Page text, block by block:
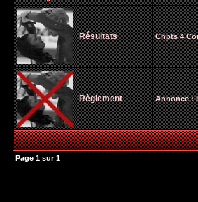
Résultats Chpts 4
Règlement Annonce :
Page 1 sur1